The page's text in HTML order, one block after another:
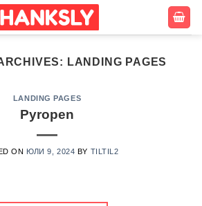
LANDING PAGES
LANDING PAGES
Pyropen
ON ЮЛИ 9, 2024 BY TILTIL2